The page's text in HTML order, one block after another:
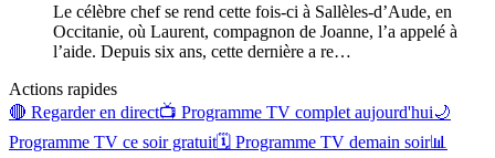
Le célèbre chef se rend cette fois-ci à Sallèles-d’Aude, en
Occitanie, où Laurent, compagnon de Joanne, l’a appelé à
l’aide. Depuis six ans, cette dernière a re…
Actions rapides
🔴 Regarder en direct📺 Programme TV complet aujourd'hui🌙
Programme TV ce soir gratuit🗓 Programme TV demain soir📊